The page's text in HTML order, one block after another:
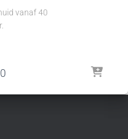
vanaf 40
tot